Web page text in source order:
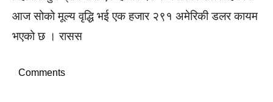
आज सोको मूल्य वृद्धि भई एक हजार २९१ अमेरिकी डलर कायम
भएको छ । रासस
Comments